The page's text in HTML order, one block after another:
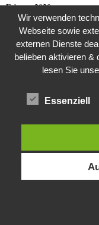
Februar 2020
Januar 2020
Dezember 2019
November 2019
Oktober 2019
September 2019
Juli 2019
April 2019
Diese Website
Website stimmst du der
Wir verwenden
Webseite sowie
externen Dienste
belieben aktivieren &
lesen Sie
Essenziell